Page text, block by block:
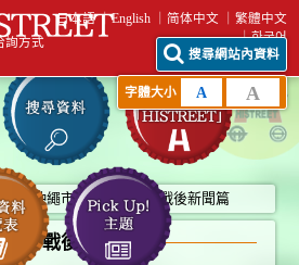
詢方式
日本語 English 简体中文
繁體中文
한국어
搜尋網站內資料
字體大小 A A
沖繩市史 第九卷 戰後新聞篇
戰後新聞篇